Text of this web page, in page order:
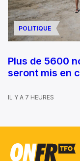
POLITIQUE
Plus de 5600
seront mis en
IL Y A 7 HEURES